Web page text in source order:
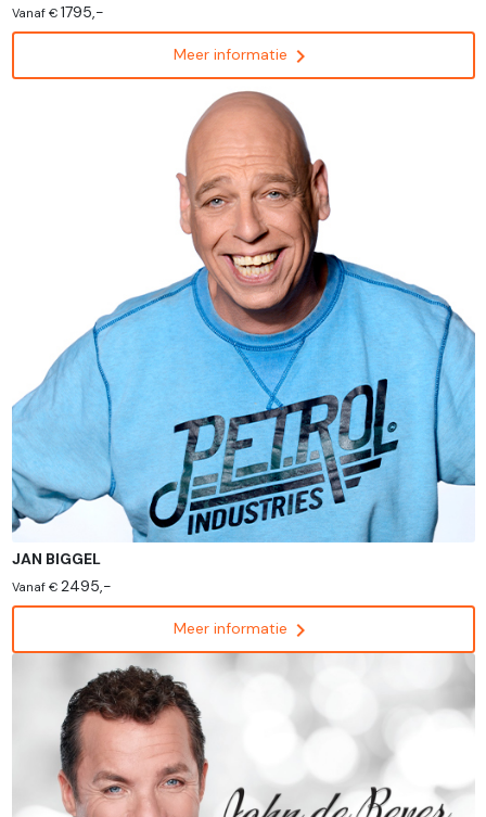
Vanaf € 1795,-
Meer informatie chevron_right
JAN BIGGEL
Vanaf € 2495,-
Meer informatie chevron_right